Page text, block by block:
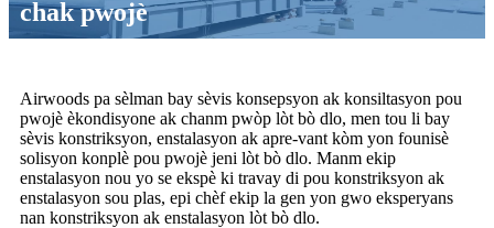
chak pwojè
Airwoods pa sèlman bay sèvis konsepsyon ak konsiltasyon pou
pwojè èkondisyone ak chanm pwòp lòt bò dlo, men tou li bay
sèvis konstriksyon, enstalasyon ak apre-vant kòm yon founisè
solisyon konplè pou pwojè jeni lòt bò dlo. Manm ekip
enstalasyon nou yo se ekspè ki travay di pou konstriksyon ak
enstalasyon sou plas, epi chèf ekip la gen yon gwo eksperyans
nan konstriksyon ak enstalasyon lòt bò dlo.